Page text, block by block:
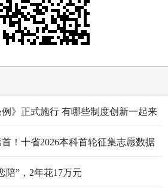
》正式施行 有哪些制度创新一起来
！十省2026本科首轮征集志愿数据
陪”，2年花17万元